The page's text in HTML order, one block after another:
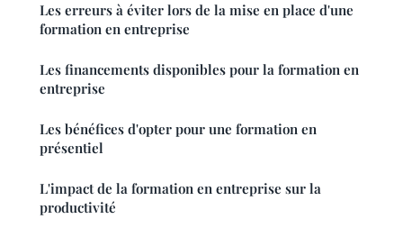
Les erreurs à éviter lors de la mise en place d'une
formation en entreprise
Les financements disponibles pour la formation en
entreprise
Les bénéfices d'opter pour une formation en
présentiel
L'impact de la formation en entreprise sur la
productivité